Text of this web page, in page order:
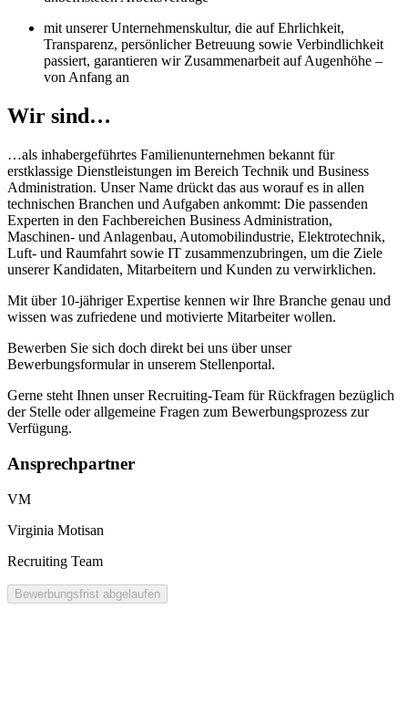
mit unserer Unternehmenskultur, die auf Ehrlichkeit,
Transparenz, persönlicher Betreuung sowie Verbindlichkeit
passiert, garantieren wir Zusammenarbeit auf Augenhöhe –
von Anfang an
Wir sind…
…als inhabergeführtes Familienunternehmen bekannt für
erstklassige Dienstleistungen im Bereich Technik und Business
Administration. Unser Name drückt das aus worauf es in allen
technischen Branchen und Aufgaben ankommt: Die passenden
Experten in den Fachbereichen Business Administration,
Maschinen- und Anlagenbau, Automobilindustrie, Elektrotechnik,
Luft- und Raumfahrt sowie IT zusammenzubringen, um die Ziele
unserer Kandidaten, Mitarbeitern und Kunden zu verwirklichen.
Mit über 10-jähriger Expertise kennen wir Ihre Branche genau und
wissen was zufriedene und motivierte Mitarbeiter wollen.
Bewerben Sie sich doch direkt bei uns über unser
Bewerbungsformular in unserem Stellenportal.
Gerne steht Ihnen unser Recruiting-Team für Rückfragen bezüglich
der Stelle oder allgemeine Fragen zum Bewerbungsprozess zur
Verfügung.
Ansprechpartner
VM
Virginia Motisan
Recruiting Team
Bewerbungsfrist abgelaufen